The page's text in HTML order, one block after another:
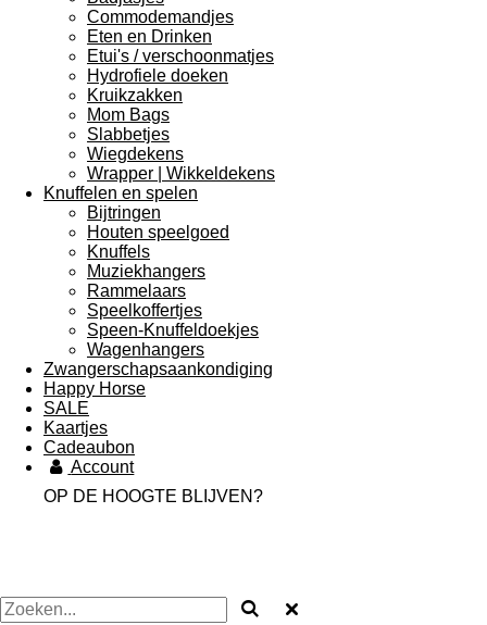
Commodemandjes
Eten en Drinken
Etui's / verschoonmatjes
Hydrofiele doeken
Kruikzakken
Mom Bags
Slabbetjes
Wiegdekens
Wrapper | Wikkeldekens
Knuffelen en spelen
Bijtringen
Houten speelgoed
Knuffels
Muziekhangers
Rammelaars
Speelkoffertjes
Speen-Knuffeldoekjes
Wagenhangers
Zwangerschapsaankondiging
Happy Horse
SALE
Kaartjes
Cadeaubon
Account
OP DE HOOGTE BLIJVEN?